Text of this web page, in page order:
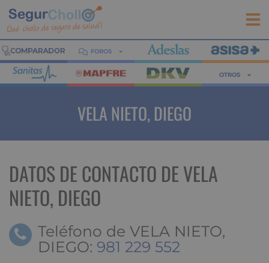
FOROS
OTROS
VELA NIETO, DIEGO
DATOS DE CONTACTO DE VELA
NIETO, DIEGO
Teléfono de VELA NIETO,
DIEGO: 981 229 552